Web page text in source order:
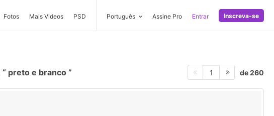
Fotos Mais Videos PSD Português Assine Pro Entrar Inscreva-se
preto e branco 1 de 260